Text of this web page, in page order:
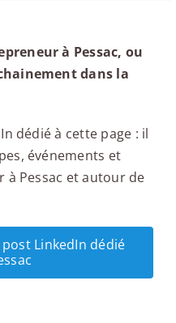
à Pessac, ou
dans la
dédié à cette page : il
événements et
Pessac et autour de
LinkedIn dédié